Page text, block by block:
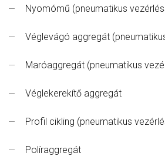
Nyomómű (pneumatikus
Véglevágó aggregát
Maróaggregát (pneumatikus
Véglekerekítő aggregát
Profil cikling (pneumatikus
Políraggregát